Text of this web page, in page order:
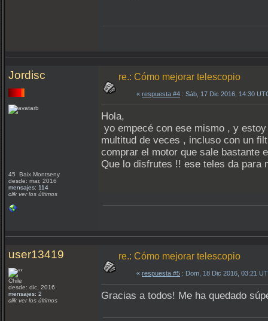
Jordisc
45 Baix Montseny
desde: mar, 2016
mensajes: 114
clik ver los últimos
re.: Cómo mejorar telescopio
« respuesta #4 : Sáb, 17 Dic 2016, 14:30
Hola,
yo empecé con ese mismo , y
multitud de veces , incluso con un
comprar el motor que sale bastante
Que lo disfrutes !! ese teles da para
user13419
Chile
desde: dic, 2016
mensajes: 2
clik ver los últimos
re.: Cómo mejorar telescopio
« respuesta #5 : Dom, 18 Dic 2016, 03:21
Gracias a todos! Me ha quedado